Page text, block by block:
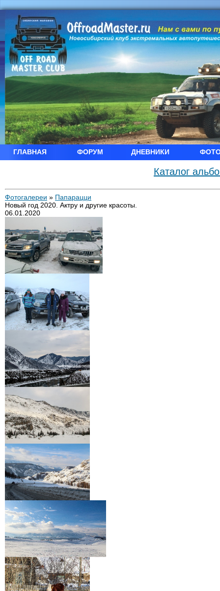
ГЛАВНАЯ ФОРУМ ДНЕВНИКИ
Каталог
Фотогалереи » Папарацци
Новый год 2020. Актру и другие красоты.
06.01.2020